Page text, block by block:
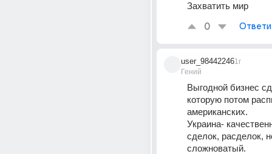
Захватить мир
0
user_98442246
Гений
1г
Выгодной бизнес
которую потом
американских.
Украина-
сделок, расделок,
сложноватый.